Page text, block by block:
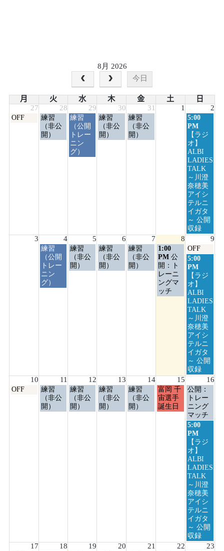
8月 2026
今日
月 火 水 木 金 土
日
27
28 29 30 31 1 2
月
OFF
火
曜
日,
練習
（非公
開）
水
曜
日,
7
月
練習
（公開
トレー
ニン
グ）
木
曜
日,
練習
（非公
開）
金
曜
日,
練習
（非公
開）
日
曜
日,
8
月
2nd
2026
5:00
PM
【ラジ
オ】
ALBI
LADIES
TALK
～川澄
奈穂美
アイシ
テルニ
イガタ
～ 公開
収録
3 4 5 6 7 8 9
火
曜
日,
8
月
練習
（公開
トレー
ニン
グ）
水
曜
日,
練習
（非公
開）
木
曜
日,
練習
（非公
開）
金
曜
日,
練習
（非公
開）
土
曜
日,
8
月
8th
1:00
PM 公
開：ト
レーニ
ングマ
ッチ
日
曜
日,
月
9th
2026
OFF
日
曜
日,
8
月
9th
2026
5:00
PM
【ラジ
オ】
ALBI
LADIES
TALK
～川澄
奈穂美
アイシ
テルニ
イガタ
～ 公開
収録
10 11 12 13 14 15 16
月
OFF
火
曜
日,
練習
（非公
開）
水
曜
日,
練習
（非公
開）
木
曜
日,
練習
（非公
開）
金
曜
日,
練習
（非公
開）
土
曜
日,
富岡 千
宙選手
誕生日
日
曜
日,
8
月
16th
2026
公開：
トレー
ニング
マッチ
日
曜
日,
8
月
16th
2026
5:00
PM
【ラジ
オ】
ALBI
LADIES
TALK
～川澄
奈穂美
アイシ
テルニ
イガタ
～ 公開
収録
17 18 19 20 21 22 23